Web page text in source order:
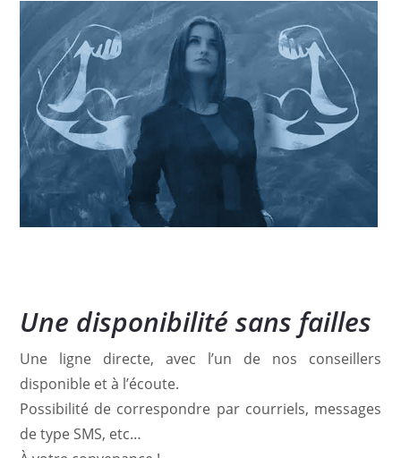
Une disponibilité sans failles
Une ligne directe, avec l’un de nos conseillers
disponible et à l’écoute.
Possibilité de correspondre par courriels, messages
de type SMS, etc…